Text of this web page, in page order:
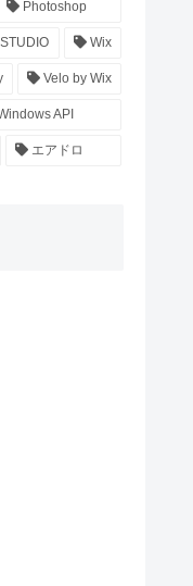
Photoshop
Wix
Velo by Wix
API
エアドロ